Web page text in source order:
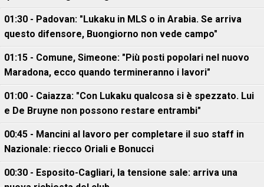
01:30 - Padovan: "Lukaku in MLS o in Arabia. Se arriva
questo difensore, Buongiorno non vede campo"
01:15 - Comune, Simeone: "Più posti popolari nel nuovo
Maradona, ecco quando termineranno i lavori"
01:00 - Caiazza: "Con Lukaku qualcosa si è spezzato. Lui
e De Bruyne non possono restare entrambi"
00:45 - Mancini al lavoro per completare il suo staff in
Nazionale: riecco Oriali e Bonucci
00:30 - Esposito-Cagliari, la tensione sale: arriva una